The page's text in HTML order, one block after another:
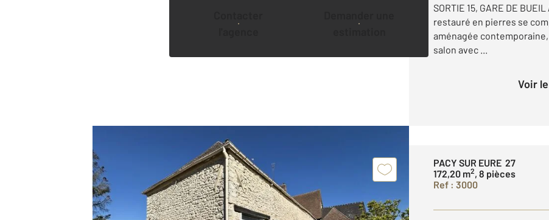
SORTIE 15, GARE DE
restauré en pierres se
aménagée
salon avec ...
Voir
PACY SUR EURE 27
172,20 m2, 8 pièces
Ref : 3000